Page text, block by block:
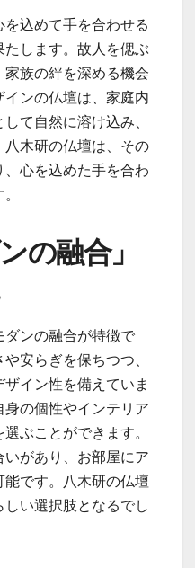
込めて手を合わせる
します。故人を偲ぶ
族の絆を深める機会
ンの仏壇は、家庭内
て自然に溶け込み、
木研の仏壇は、その
心を込めた手を合わ
の融合」
ダンの融合が特徴で
安らぎを保ちつつ、
イン性を備えていま
の個性やインテリア
ぶことができます。
があり、お部屋にア
です。八木研の仏壇
い選択肢となるでし